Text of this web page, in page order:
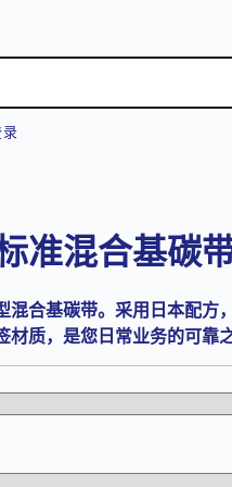
录
准混合基碳
混合基碳带。采用日本配方
质，是您日常业务的可靠之